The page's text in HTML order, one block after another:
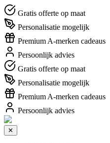
Gratis offerte op maat
Personalisatie mogelijk
Premium A-merken cadeaus
Persoonlijk advies
Gratis offerte op maat
Personalisatie mogelijk
Premium A-merken cadeaus
Persoonlijk advies
✕